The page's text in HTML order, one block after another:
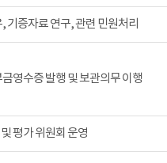
기증자료 연구, 관련 민원처리
영수증 발행 및 보관의무 이행
평가 위원회 운영